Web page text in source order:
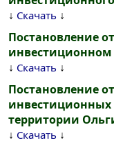
↓ Скачать ↓
Постановление
↓ Скачать ↓
Постановление
инвестиционных
территории
↓ Скачать ↓